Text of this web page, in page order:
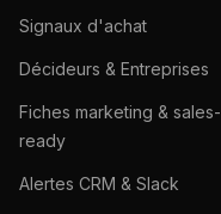
Signaux d'achat
Décideurs & Entreprises
Fiches marketing & sales-
ready
Alertes CRM & Slack